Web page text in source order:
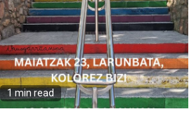
1 min read